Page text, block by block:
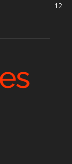
12